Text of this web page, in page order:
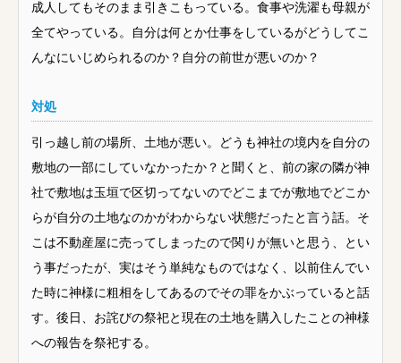
成人してもそのまま引きこもっている。食事や洗濯も母親が
全てやっている。自分は何とか仕事をしているがどうしてこ
んなにいじめられるのか？自分の前世が悪いのか？
対処
引っ越し前の場所、土地が悪い。どうも神社の境内を自分の
敷地の一部にしていなかったか？と聞くと、前の家の隣が神
社で敷地は玉垣で区切ってないのでどこまでが敷地でどこか
らが自分の土地なのかがわからない状態だったと言う話。そ
こは不動産屋に売ってしまったので関りが無いと思う、とい
う事だったが、実はそう単純なものではなく、以前住んでい
た時に神様に粗相をしてあるのでその罪をかぶっていると話
す。後日、お詫びの祭祀と現在の土地を購入したことの神様
への報告を祭祀する。